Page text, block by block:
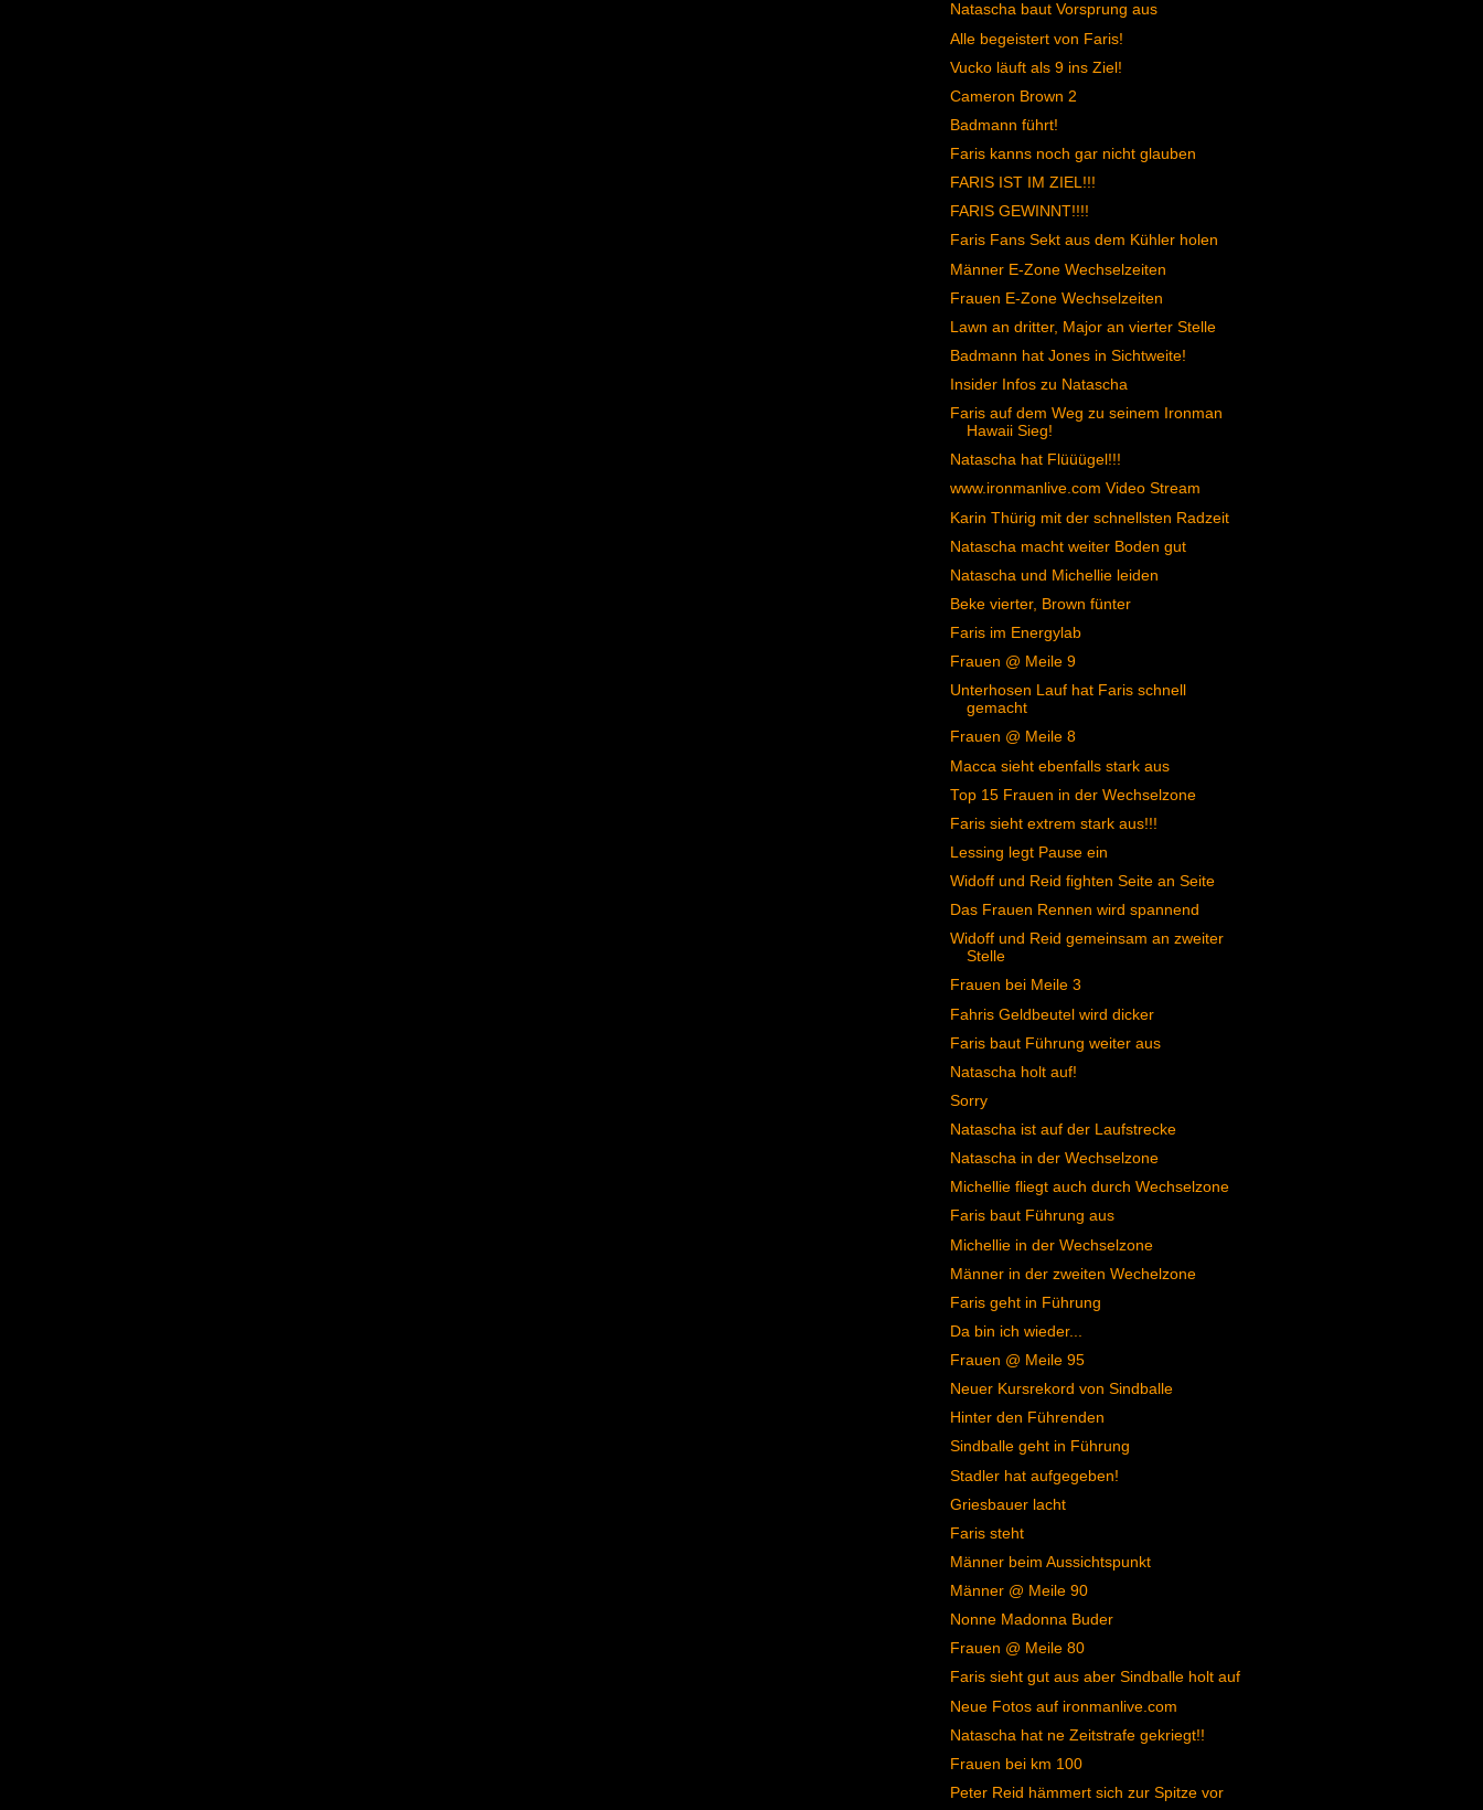
Natascha baut Vorsprung aus
Alle begeistert von Faris!
Vucko läuft als 9 ins Ziel!
Cameron Brown 2
Badmann führt!
Faris kanns noch gar nicht glauben
FARIS IST IM ZIEL!!!
FARIS GEWINNT!!!!
Faris Fans Sekt aus dem Kühler holen
Männer E-Zone Wechselzeiten
Frauen E-Zone Wechselzeiten
Lawn an dritter, Major an vierter Stelle
Badmann hat Jones in Sichtweite!
Insider Infos zu Natascha
Faris auf dem Weg zu seinem Ironman
Hawaii Sieg!
Natascha hat Flüüügel!!!
www.ironmanlive.com Video Stream
Karin Thürig mit der schnellsten Radzeit
Natascha macht weiter Boden gut
Natascha und Michellie leiden
Beke vierter, Brown fünter
Faris im Energylab
Frauen @ Meile 9
Unterhosen Lauf hat Faris schnell
gemacht
Frauen @ Meile 8
Macca sieht ebenfalls stark aus
Top 15 Frauen in der Wechselzone
Faris sieht extrem stark aus!!!
Lessing legt Pause ein
Widoff und Reid fighten Seite an Seite
Das Frauen Rennen wird spannend
Widoff und Reid gemeinsam an zweiter
Stelle
Frauen bei Meile 3
Fahris Geldbeutel wird dicker
Faris baut Führung weiter aus
Natascha holt auf!
Sorry
Natascha ist auf der Laufstrecke
Natascha in der Wechselzone
Michellie fliegt auch durch Wechselzone
Faris baut Führung aus
Michellie in der Wechselzone
Männer in der zweiten Wechelzone
Faris geht in Führung
Da bin ich wieder...
Frauen @ Meile 95
Neuer Kursrekord von Sindballe
Hinter den Führenden
Sindballe geht in Führung
Stadler hat aufgegeben!
Griesbauer lacht
Faris steht
Männer beim Aussichtspunkt
Männer @ Meile 90
Nonne Madonna Buder
Frauen @ Meile 80
Faris sieht gut aus aber Sindballe holt auf
Neue Fotos auf ironmanlive.com
Natascha hat ne Zeitstrafe gekriegt!!
Frauen bei km 100
Peter Reid hämmert sich zur Spitze vor